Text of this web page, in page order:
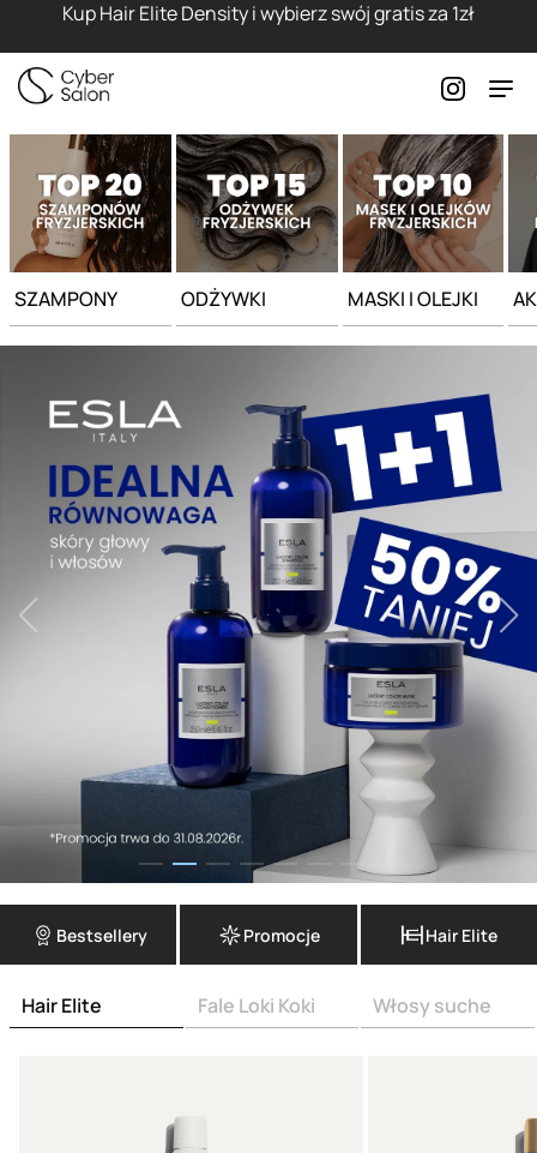
Kup Hair Elite Density i wybierz swój gratis za 1zł
SZAMPONY ODŻYWKI MASKI I OLEJKI
Bestsellery Promocje Hair Elite
Hair Elite Fale Loki Koki Włosy suche
Strona główna - Cyber Salon